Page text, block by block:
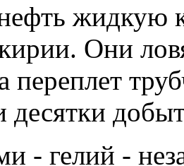
жидкую
Они
переплет
десятки
- гелий -